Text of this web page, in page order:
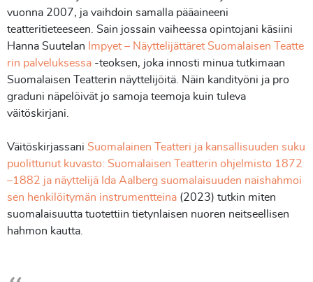
vuonna 2007, ja vaihdoin samalla pääaineeni
teatteritieteeseen. Sain jossain vaiheessa opintojani käsiini
Hanna Suutelan Impyet – Näyttelijättäret Suomalaisen Teatte
rin palveluksessa -teoksen, joka innosti minua tutkimaan
Suomalaisen Teatterin näyttelijöitä. Näin kandityöni ja pro
graduni näpelöivät jo samoja teemoja kuin tuleva
väitöskirjani.
Väitöskirjassani Suomalainen Teatteri ja kansallisuuden suku
puolittunut kuvasto: Suomalaisen Teatterin ohjelmisto 1872
–1882 ja näyttelijä Ida Aalberg suomalaisuuden naishahmoi
sen henkilöitymän instrumentteina (2023) tutkin miten
suomalaisuutta tuotettiin tietynlaisen nuoren neitseellisen
hahmon kautta.